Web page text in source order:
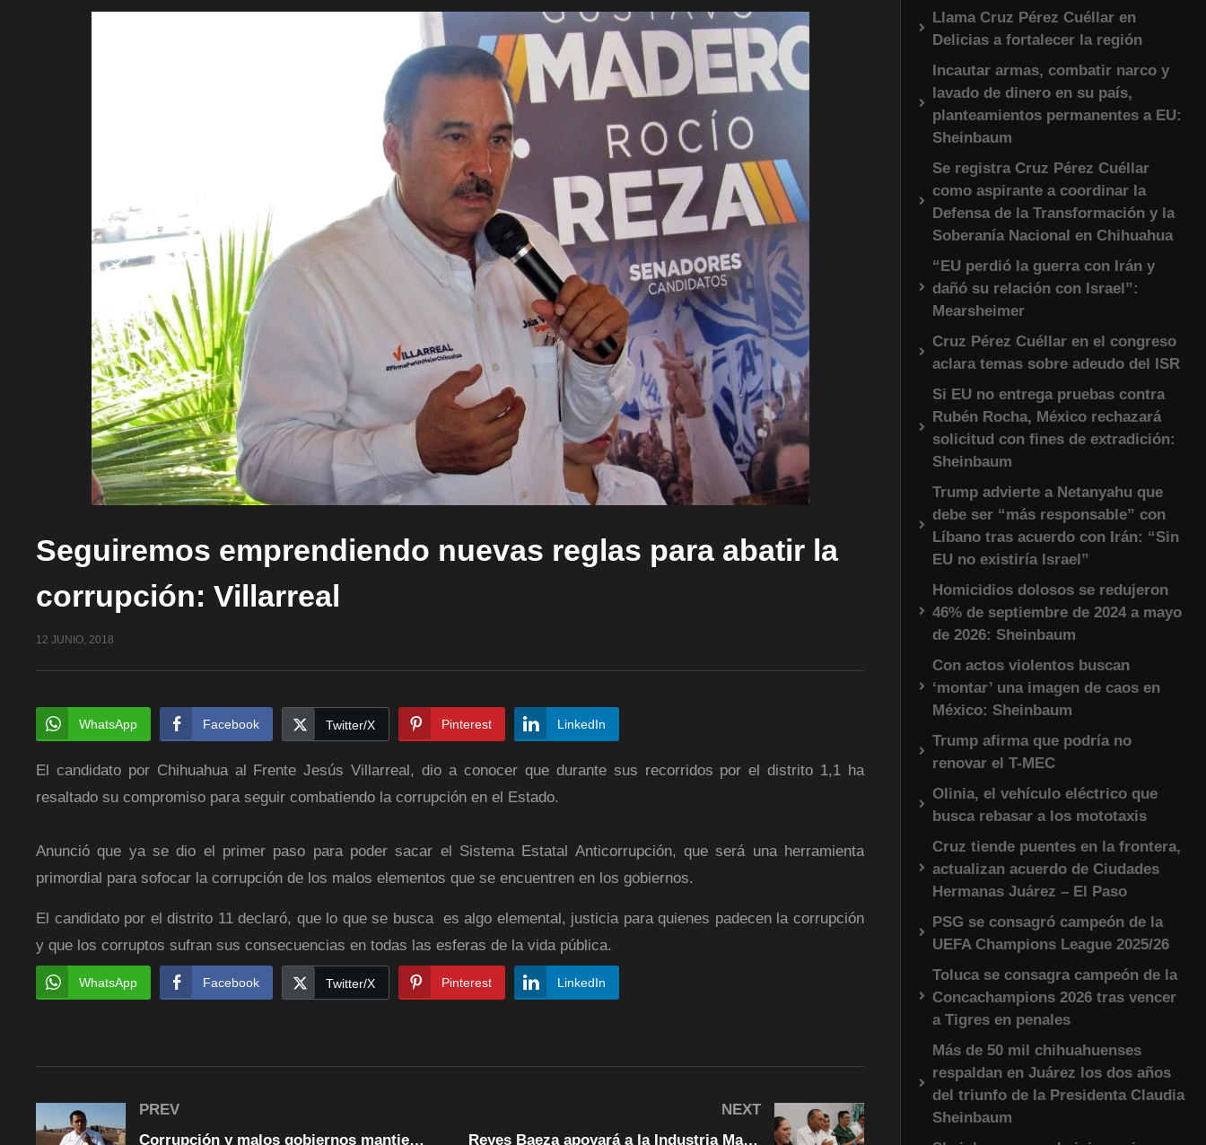
Seguiremos emprendiendo nuevas reglas para abatir la
corrupción: Villarreal
12 JUNIO, 2018
WhatsApp Facebook Twitter/X Pinterest LinkedIn
El candidato por Chihuahua al Frente Jesús Villarreal, dio a conocer que durante sus recorridos por el distrito 1,1 ha
resaltado su compromiso para seguir combatiendo la corrupción en el Estado.
Anunció que ya se dio el primer paso para poder sacar el Sistema Estatal Anticorrupción, que será una herramienta
primordial para sofocar la corrupción de los malos elementos que se encuentren en los gobiernos.
El candidato por el distrito 11 declaró, que lo que se busca es algo elemental, justicia para quienes padecen la corrupción
y que los corruptos sufran sus consecuencias en todas las esferas de la vida pública.
WhatsApp Facebook Twitter/X Pinterest LinkedIn
PREV
Corrupción y malos gobiernos mantienen en crisis de falta de agua a los ciudadanos: Cruz Pérez Cuellar
NEXT
Reyes Baeza apoyará a la Industria Manufacturera y de Exportación
Llama Cruz Pérez Cuéllar en
Delicias a fortalecer la región
Incautar armas, combatir narco y
lavado de dinero en su país,
planteamientos permanentes a EU:
Sheinbaum
Se registra Cruz Pérez Cuéllar
como aspirante a coordinar la
Defensa de la Transformación y la
Soberanía Nacional en Chihuahua
“EU perdió la guerra con Irán y
dañó su relación con Israel”:
Mearsheimer
Cruz Pérez Cuéllar en el congreso
aclara temas sobre adeudo del ISR
Si EU no entrega pruebas contra
Rubén Rocha, México rechazará
solicitud con fines de extradición:
Sheinbaum
Trump advierte a Netanyahu que
debe ser “más responsable” con
Líbano tras acuerdo con Irán: “Sin
EU no existiría Israel”
Homicidios dolosos se redujeron
46% de septiembre de 2024 a mayo
de 2026: Sheinbaum
Con actos violentos buscan
‘montar’ una imagen de caos en
México: Sheinbaum
Trump afirma que podría no
renovar el T-MEC
Olinia, el vehículo eléctrico que
busca rebasar a los mototaxis
Cruz tiende puentes en la frontera,
actualizan acuerdo de Ciudades
Hermanas Juárez – El Paso
PSG se consagró campeón de la
UEFA Champions League 2025/26
Toluca se consagra campeón de la
Concachampions 2026 tras vencer
a Tigres en penales
Más de 50 mil chihuahuenses
respaldan en Juárez los dos años
del triunfo de la Presidenta Claudia
Sheinbaum